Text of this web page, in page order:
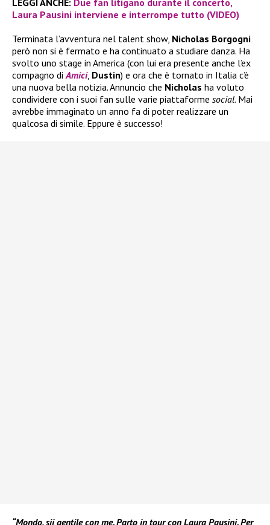
LEGGI ANCHE: Due fan litigano durante il concerto,
Laura Pausini interviene e interrompe tutto (VIDEO)
Terminata l’avventura nel talent show, Nicholas Borgogni
però non si è fermato e ha continuato a studiare danza. Ha
svolto uno stage in America (con lui era presente anche l’ex
compagno diAmici, Dustin) e ora che è tornato in Italia c’è
una nuova bella notizia. Annuncio che Nicholas ha voluto
condividere con i suoi fan sulle varie piattaforme social. Mai
avrebbe immaginato un anno fa di poter realizzare un
qualcosa di simile. Eppure è successo!
“Mondo, sii gentile con me. Parto in tour con Laura Pausini. Per